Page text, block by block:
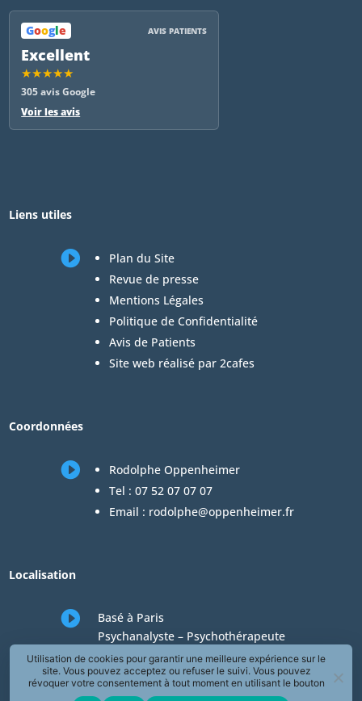
Google AVIS PATIENTS
Excellent
★★★★★
305 avis Google
Voir les avis
Liens utiles

Plan du Site
Revue de presse
Mentions Légales
Politique de Confidentialité
Avis de Patients
Site web réalisé par 2cafes
Coordonnées

Rodolphe Oppenheimer
Tel : 07 52 07 07 07
Email : rodolphe@oppenheimer.fr
Localisation

Basé à Paris
Psychanalyste – Psychothérapeute
Consultations en téléconsultation de
psychologie
Utilisation de cookies pour garantir une meilleure expérience sur le
site. Vous pouvez acceptez ou refuser le suivi. Vous pouvez
révoquer votre consentement à tout moment en utilisant le bouton
« Révoquer le consentement » présent dans la page de Politique de